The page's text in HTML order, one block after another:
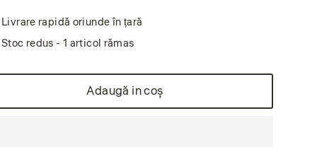
Livrare rapidă oriunde în țară
Stoc redus - 1 articol rămas
Adaugă in coş